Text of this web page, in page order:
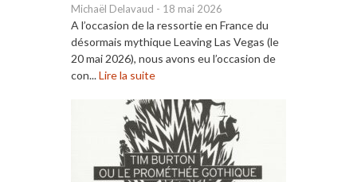
Michaël Delavaud - 18 mai 2026
A l’occasion de la ressortie en France du
désormais mythique Leaving Las Vegas (le
20 mai 2026), nous avons eu l’occasion de
con...Lire la suite